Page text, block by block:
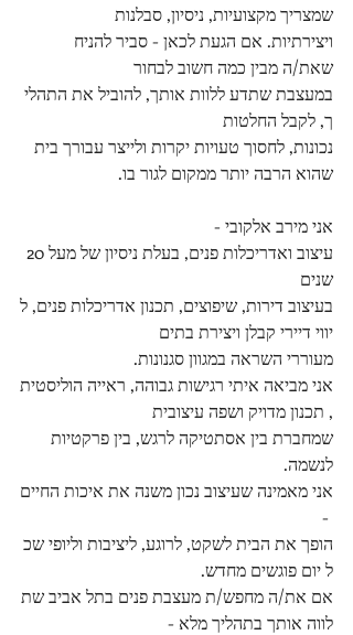
שמצריך מקצועיות, ניסיון, סבלנות
ויצירתיות. אם הגעת לכאן - סביר להניח
שאת/ה מבין כמה חשוב לבחור
במעצבת שתדע ללוות אותך, להוביל את התהלי
ך, לקבל החלטות
נכונות, לחסוך טעויות יקרות ולייצר עבורך בית
שהוא הרבה יותר ממקום לגור בו.
אני מירב אלקובי -
שנים
בעיצוב דירות, שיפוצים, תכנון אדריכלות פנים, ל
יווי דיירי קבלן ויצירת בתים
מעוררי השראה במגוון סגנונות.
אני מביאה איתי רגישות גבוהה, ראייה הוליסטית
, תכנון מדויק ושפה עיצובית
שמחברת בין אסתטיקה לרגש, בין פרקטיות
לנשמה.
אני מאמינה שעיצוב נכון משנה את איכות החיים
-
הופך את הבית לשקט, לרוגע, ליציבות וליופי שכ
ל יום פוגשים מחדש.
אם את/ה מחפש/ת מעצבת פנים בתל אביב שת
לווה אותך בתהליך מלא -